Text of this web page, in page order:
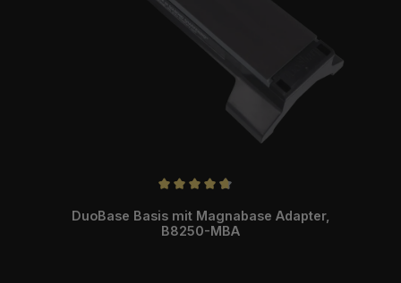
DuoBase Basis mit Magnabase Adapter,
B8250-MBA